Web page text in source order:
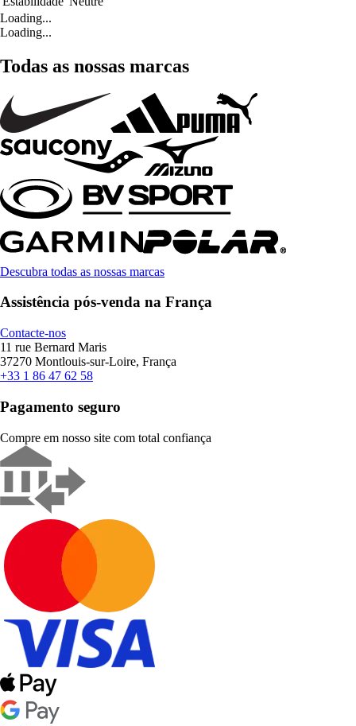
Loading...
Loading...
Todas as nossas marcas
Descubra todas as nossas marcas
Assistência pós-venda na França
Contacte-nos
11 rue Bernard Maris
37270 Montlouis-sur-Loire, França
+33 1 86 47 62 58
Pagamento seguro
Compre em nosso site com total confiança